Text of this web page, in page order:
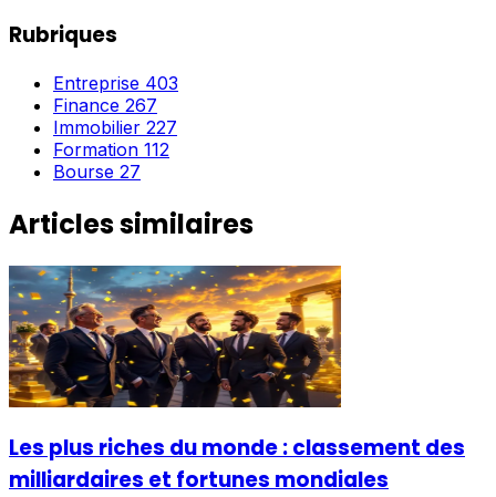
Rubriques
Entreprise 403
Finance 267
Immobilier 227
Formation 112
Bourse 27
Articles similaires
Les plus riches du monde : classement des
milliardaires et fortunes mondiales